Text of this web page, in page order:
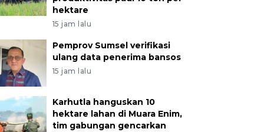
hektare
15 jam lalu
Pemprov Sumsel verifikasi
ulang data penerima bansos
15 jam lalu
Karhutla hanguskan 10
hektare lahan di Muara Enim,
tim gabungan gencarkan